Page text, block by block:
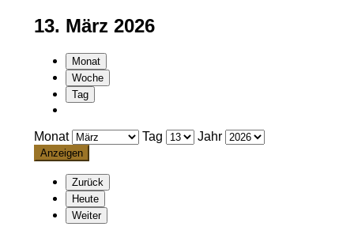
13. März 2026
Monat
Woche
Tag
Monat Tag Jahr
Zurück
Heute
Weiter